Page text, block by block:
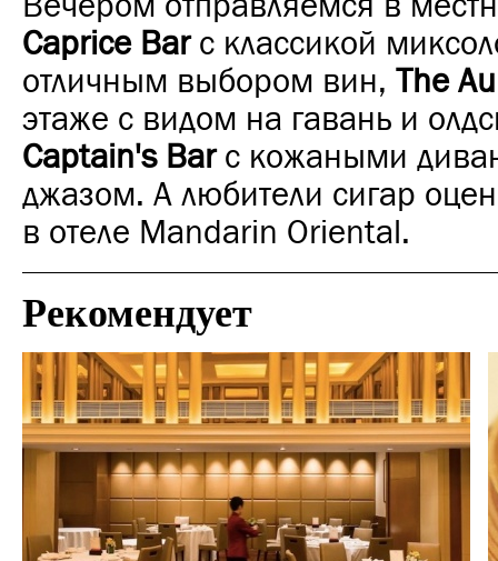
Caprice Barс классикой
отличным выбором вин, The
этаже с видом на гавань и
Captain's Barс кожаными
джазом. А любители сигар
в отеле Mandarin Oriental.
Рекомендует